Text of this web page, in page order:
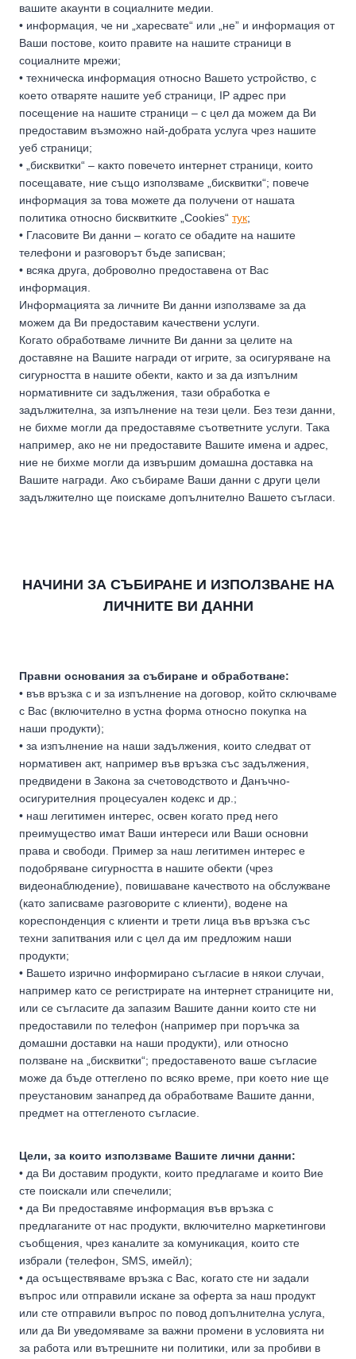
вашите акаунти в социалните медии.
• информация, че ни „харесвате“ или „не” и информация от
Ваши постове, които правите на нашите страници в
социалните мрежи;
• техническа информация относно Вашето устройство, с
което отваряте нашите уеб страници, IP адрес при
посещение на нашите страници – с цел да можем да Ви
предоставим възможно най-добрата услуга чрез нашите
уеб страници;
• „бисквитки“ – както повечето интернет страници, които
посещавате, ние също използваме „бисквитки“; повече
информация за това можете да получени от нашата
политика относно бисквитките „Cookies“ тук;
• Гласовите Ви данни – когато се обадите на нашите
телефони и разговорът бъде записван;
• всяка друга, доброволно предоставена от Вас
информация.
Информацията за личните Ви данни използваме за да
можем да Ви предоставим качествени услуги.
Когато обработваме личните Ви данни за целите на
доставяне на Вашите награди от игрите, за осигуряване на
сигурността в нашите обекти, както и за да изпълним
нормативните си задължения, тази обработка е
задължителна, за изпълнение на тези цели. Без тези данни,
не бихме могли да предоставяме съответните услуги. Така
например, ако не ни предоставите Вашите имена и адрес,
ние не бихме могли да извършим домашна доставка на
Вашите награди. Ако събираме Ваши данни с други цели
задължително ще поискаме допълнително Вашето съгласи.
НАЧИНИ ЗА СЪБИРАНЕ И ИЗПОЛЗВАНЕ НА
ЛИЧНИТЕ ВИ ДАННИ
Правни основания за събиране и обработване:
• във връзка с и за изпълнение на договор, който сключваме
с Вас (включително в устна форма относно покупка на
наши продукти);
• за изпълнение на наши задължения, които следват от
нормативен акт, например във връзка със задължения,
предвидени в Закона за счетоводството и Данъчно-
осигурителния процесуален кодекс и др.;
• наш легитимен интерес, освен когато пред него
преимущество имат Ваши интереси или Ваши основни
права и свободи. Пример за наш легитимен интерес е
подобряване сигурността в нашите обекти (чрез
видеонаблюдение), повишаване качеството на обслужване
(като записваме разговорите с клиенти), водене на
кореспонденция с клиенти и трети лица във връзка със
техни запитвания или с цел да им предложим наши
продукти;
• Вашето изрично информирано съгласие в някои случаи,
например като се регистрирате на интернет страниците ни,
или се съгласите да запазим Вашите данни които сте ни
предоставили по телефон (например при поръчка за
домашни доставки на наши продукти), или относно
ползване на „бисквитки“; предоставеното ваше съгласие
може да бъде оттеглено по всяко време, при което ние ще
преустановим занапред да обработваме Вашите данни,
предмет на оттегленото съгласие.
Цели, за които използваме Вашите лични данни:
• да Ви доставим продукти, които предлагаме и които Вие
сте поискали или спечелили;
• да Ви предоставяме информация във връзка с
предлаганите от нас продукти, включително маркетингови
съобщения, чрез каналите за комуникация, които сте
избрали (телефон, SMS, имейл);
• да осъществяваме връзка с Вас, когато сте ни задали
въпрос или отправили искане за оферта за наш продукт
или сте отправили въпрос по повод допълнителна услуга,
или да Ви уведомяваме за важни промени в условията ни
за работа или вътрешните ни политики, или за пробиви в